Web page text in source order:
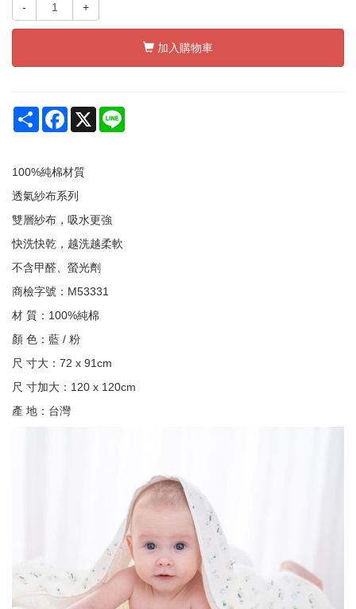
-
+
加入購物車
Share Facebook
X
100%純棉材質
透氣紗布系列
雙層紗布，吸水更強
快洗快乾，越洗越柔軟
不含甲醛、螢光劑
商檢字號：M53331
材 質：100%純棉
顏 色：藍 / 粉
尺 寸大：72 x 91cm
尺 寸加大：120 x 120cm
產 地：台灣